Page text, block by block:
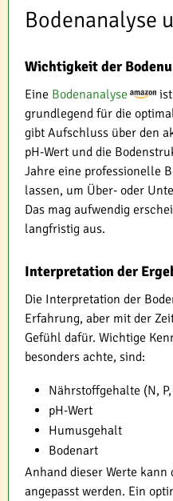
Bodenanalyse
Wichtigkeit der
Eine Bodenanalyse
grundlegend für die
gibt Aufschluss über den
pH-Wert und die
Jahre eine professionelle
lassen, um Über- oder
Das mag aufwendig
langfristig aus.
Interpretation der
Die Interpretation der
Erfahrung, aber mit der
Gefühl dafür. Wichtige
besonders achte, sind:
Nährstoffgehalte (N,
pH-Wert
Humusgehalt
Bodenart
Anhand dieser Werte
angepasst werden. Ein